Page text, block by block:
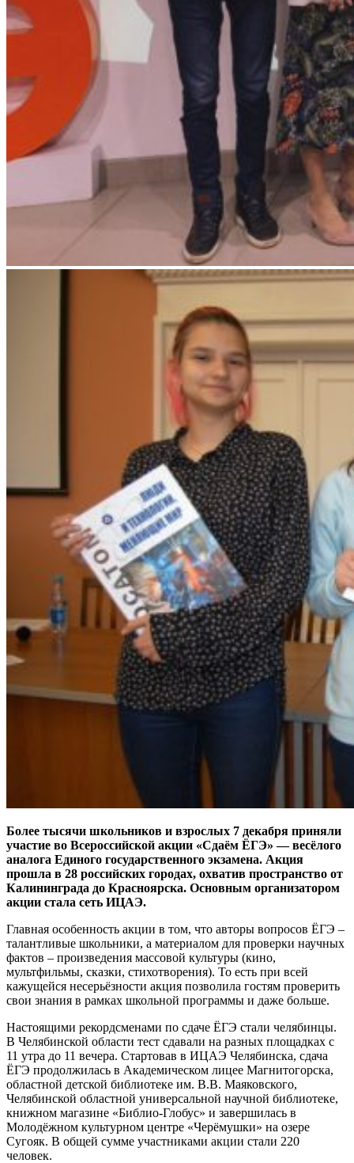
Более тысячи школьников и взрослых 7 декабря приняли
участие во Всероссийской акции «Сдаём ЁГЭ» — весёлого
аналога Единого государственного экзамена. Акция
прошла в 28 российских городах, охватив пространство от
Калининграда до Красноярска. Основным организатором
акции стала сеть ИЦАЭ.
Главная особенность акции в том, что авторы вопросов ЁГЭ –
талантливые школьники, а материалом для проверки научных
фактов – произведения массовой культуры (кино,
мультфильмы, сказки, стихотворения). То есть при всей
кажущейся несерьёзности акция позволила гостям проверить
свои знания в рамках школьной программы и даже больше.
Настоящими рекордсменами по сдаче ЁГЭ стали челябинцы.
В Челябинской области тест сдавали на разных площадках с
11 утра до 11 вечера. Стартовав в ИЦАЭ Челябинска, сдача
ЁГЭ продолжилась в Академическом лицее Магнитогорска,
областной детской библиотеке им. В.В. Маяковского,
Челябинской областной универсальной научной библиотеке,
книжном магазине «Библио-Глобус» и завершилась в
Молодёжном культурном центре «Черёмушки» на озере
Сугояк. В общей сумме участниками акции стали 220
человек.